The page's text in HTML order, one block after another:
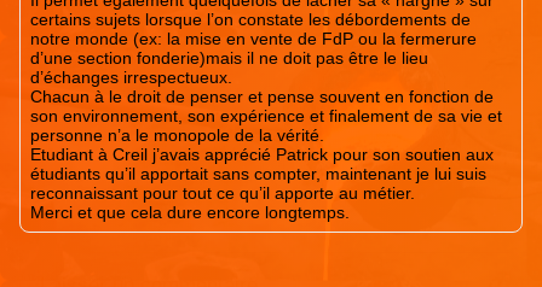
certains sujets lorsque l’on constate les débordements de
notre monde (ex: la mise en vente de FdP ou la fermerure
d’une section fonderie)mais il ne doit pas être le lieu
d’échanges irrespectueux.
Chacun à le droit de penser et pense souvent en fonction de
son environnement, son expérience et finalement de sa vie et
personne n’a le monopole de la vérité.
Etudiant à Creil j’avais apprécié Patrick pour son soutien aux
étudiants qu’il apportait sans compter, maintenant je lui suis
reconnaissant pour tout ce qu’il apporte au métier.
Merci et que cela dure encore longtemps.